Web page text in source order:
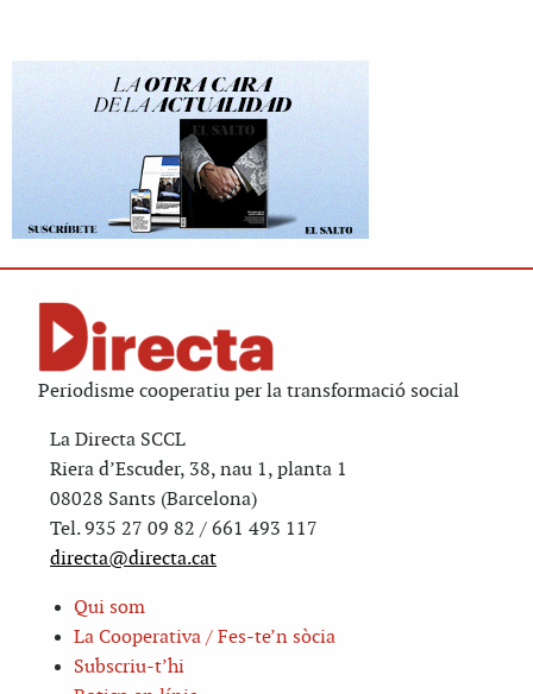
Periodisme cooperatiu per la transformació social
La Directa SCCL
Riera d’Escuder, 38, nau 1, planta 1
08028 Sants (Barcelona)
Tel. 935 27 09 82 / 661 493 117
directa@directa.cat
Qui som
La Cooperativa / Fes-te’n sòcia
Subscriu-t’hi